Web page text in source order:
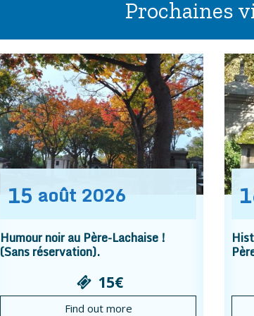
Prochaines
15 août 2026
Humour noir au Père-Lachaise !
(Sans réservation).
15€
Find out more